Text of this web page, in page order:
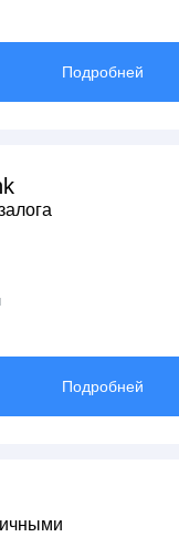
Подробней
Подробней